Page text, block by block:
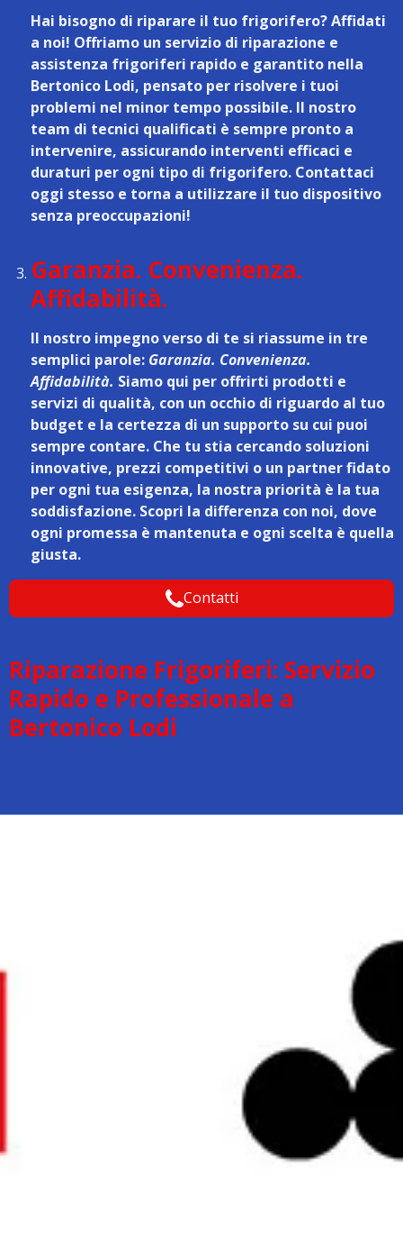
Hai bisogno di riparare il tuo frigorifero? Affidati
a noi! Offriamo un servizio di riparazione e
assistenza frigoriferi rapido e garantito nella
Bertonico Lodi, pensato per risolvere i tuoi
problemi nel minor tempo possibile. Il nostro
team di tecnici qualificati è sempre pronto a
intervenire, assicurando interventi efficaci e
duraturi per ogni tipo di frigorifero. Contattaci
oggi stesso e torna a utilizzare il tuo dispositivo
senza preoccupazioni!
Garanzia. Convenienza.
Affidabilità.
Il nostro impegno verso di te si riassume in tre
semplici parole: Garanzia. Convenienza.
Affidabilità. Siamo qui per offrirti prodotti e
servizi di qualità, con un occhio di riguardo al tuo
budget e la certezza di un supporto su cui puoi
sempre contare. Che tu stia cercando soluzioni
innovative, prezzi competitivi o un partner fidato
per ogni tua esigenza, la nostra priorità è la tua
soddisfazione. Scopri la differenza con noi, dove
ogni promessa è mantenuta e ogni scelta è quella
giusta.
Contatti
Riparazione Frigoriferi: Servizio
Rapido e Professionale a
Bertonico Lodi